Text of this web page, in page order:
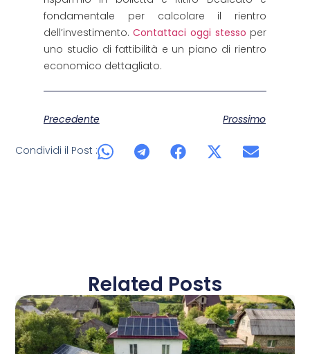
fondamentale per calcolare il rientro
dell’investimento.Contattaci oggi stesso per
uno studio di fattibilità e un piano di rientro
economico dettagliato.
Precedente Prossimo
Condividi il Post :
Related Posts